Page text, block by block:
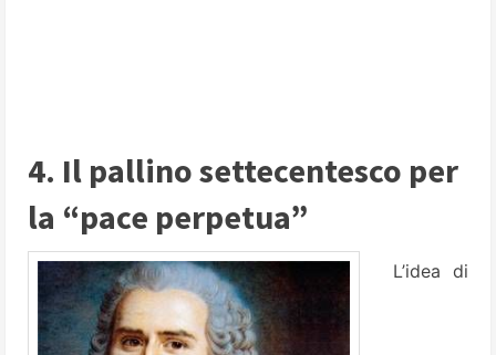
4. Il pallino settecentesco per
la “pace perpetua”
L’idea di